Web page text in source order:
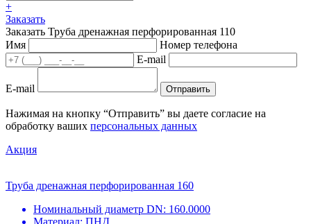
+
Заказать
Заказать Труба дренажная перфорированная 110
Имя
Номер телефона
E-mail
E-mail Отправить
Нажимая на кнопку “Отправить” вы даете согласие на
обработку ваших персональных данных
Акция
Труба дренажная перфорированная 160
Номинальный диаметр DN: 160.0000